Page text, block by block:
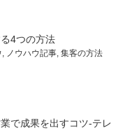
4つの方法
ノウハウ記事 集客の方法
で成果を出すコツ‐テレ